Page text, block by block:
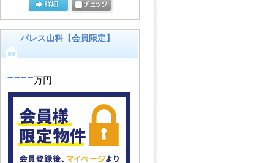
パレス山科【会員限定】
----万円